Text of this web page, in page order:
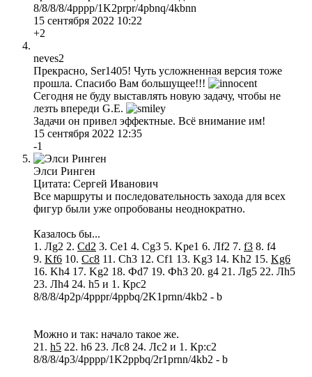
8/8/8/8/4pppp/1K2prpr/4pbnq/4kbnn
15 сентября 2022 10:22
+2
neves2
Прекрасно, Ser1405! Чуть усложненная версия тоже
прошла. Спасибо Вам большущее!!!
Сегодня не буду выставлять новую задачу, чтобы не
лезть впереди G.E.
Задачи он привел эффектные. Всё внимание им!
15 сентября 2022 12:35
-1
Элси Ринген
Цитата: Сергей Иванович
Все маршруты и последовательность захода для всех
фигур были уже опробованы неоднократно.
Казалось бы...
1. Лg2 2. Cd2 3. Ce1 4. Cg3 5. Kpe1 6. Лf2 7. f3 8. f4
9. Kf6 10. Cc8 11. Ch3 12. Cf1 13. Kg3 14. Kh2 15. Kg6
16. Kh4 17. Kg2 18. Фd7 19. Фh3 20. g4 21. Лg5 22. Лh5
23. Лh4 24. h5 и 1. Крс2
8/8/8/4p2p/4pppr/4ppbq/2K1prnn/4kb2 - b
Можно и так: начало такое же.
21. h5 22. h6 23. Лс8 24. Лс2 и 1. Кр:с2
8/8/8/4p3/4pppp/1K2ppbq/2r1prnn/4kb2 - b